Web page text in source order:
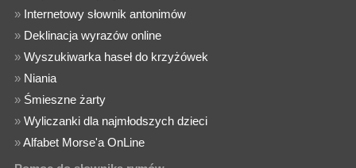
» Internetowy słownik antonimów
» Deklinacja wyrazów online
»Wyszukiwarka haseł do krzyżówek
» Niania
» Śmieszne żarty
»Wyliczanki dla najmłodszych dzieci
»Alfabet Morse'a OnLine